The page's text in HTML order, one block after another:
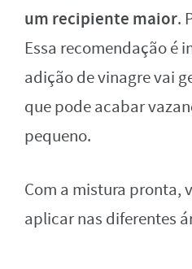
um recipiente maior.
Essa recomendação é
adição de vinagre vai
que pode acabar
pequeno.
Com a mistura pronta,
aplicar nas diferentes